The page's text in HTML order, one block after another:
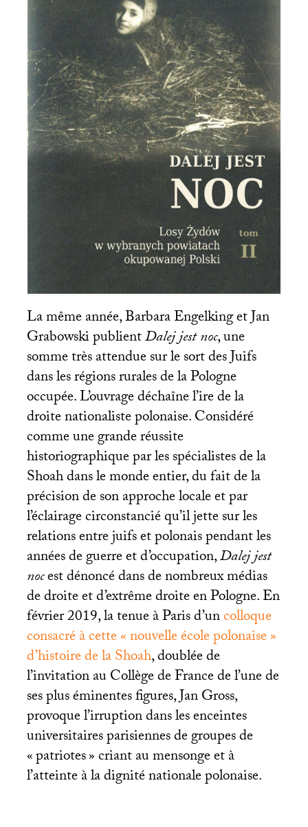
La même année, Barbara Engelking et Jan
Grabowski publientDalej jest noc, une
somme très attendue sur le sort des Juifs
dans les régions rurales de la Pologne
occupée. L’ouvrage déchaîne l’ire de la
droite nationaliste polonaise. Considéré
comme une grande réussite
historiographique par les spécialistes de la
Shoah dans le monde entier, du fait de la
précision de son approche locale et par
l’éclairage circonstancié qu’il jette sur les
relations entre juifs et polonais pendant les
années de guerre et d’occupation,Dalej jest
nocest dénoncé dans de nombreux médias
de droite et d’extrême droite en Pologne. En
février 2019, la tenue à Paris d’uncolloque
consacré à cette «nouvelle école polonaise»
d’histoire de la Shoah, doublée de
l’invitation au Collège de France de l’une de
ses plus éminentes figures, Jan Gross,
provoque l’irruption dans les enceintes
universitaires parisiennes de groupes de
«patriotes» criant au mensonge et à
l’atteinte à la dignité nationale polonaise.